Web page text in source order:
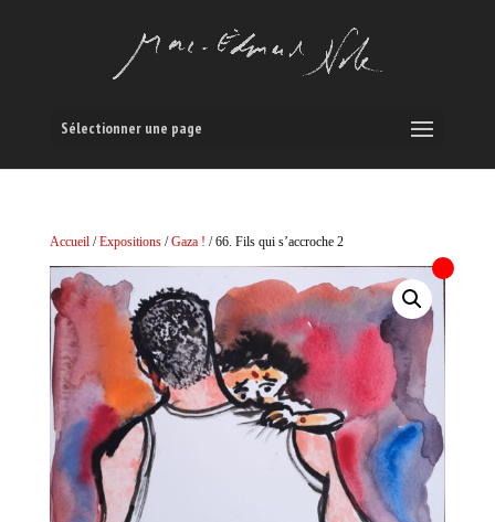
Sélectionner une page
Accueil/Expositions/Gaza ! / 66. Fils qui s’accroche 2